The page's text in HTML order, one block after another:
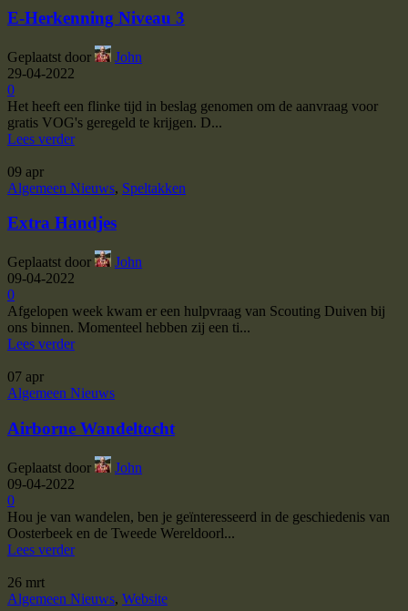
E-Herkenning Niveau 3
Geplaatst door
John
29-04-2022
0
Het heeft een flinke tijd in beslag genomen om de aanvraag voor
gratis VOG's geregeld te krijgen. D...
Lees verder
09 apr
Algemeen Nieuws, Speltakken
Extra Handjes
Geplaatst door
John
09-04-2022
0
Afgelopen week kwam er een hulpvraag van Scouting Duiven bij
ons binnen. Momenteel hebben zij een ti...
Lees verder
07 apr
Algemeen Nieuws
Airborne Wandeltocht
Geplaatst door
John
09-04-2022
0
Hou je van wandelen, ben je geïnteresseerd in de geschiedenis van
Oosterbeek en de Tweede Wereldoorl...
Lees verder
26 mrt
Algemeen Nieuws, Website